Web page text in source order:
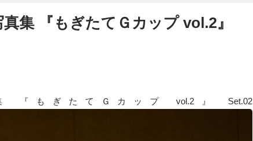
集 『もぎたてＧカップ vol.2』
『もぎたてＧカップ vol.2』 Set.02